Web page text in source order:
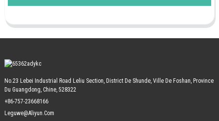
No.23 Lebei Industrial Road Leliu Section, District De Shunde, Ville De Foshan, Province
Du Guangdong, Chine, 528322
+86-757-23668166
Leguwe@aliyun.com